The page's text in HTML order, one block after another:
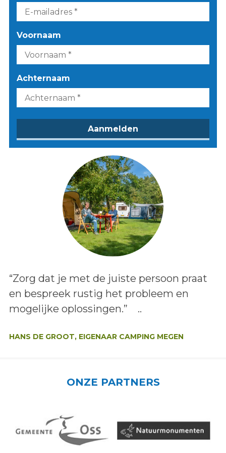
Voornaam
Achternaam
Lees het bericht:
“Zorg dat je met de juiste persoon praat
en bespreek rustig het probleem en
mogelijke oplossingen.” ..
HANS DE GROOT, EIGENAAR CAMPING MEGEN
ONZE PARTNERS